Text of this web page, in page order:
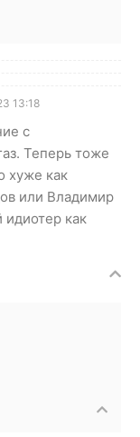
13:18
с
Теперь тоже
хуже как
или Владимир
как